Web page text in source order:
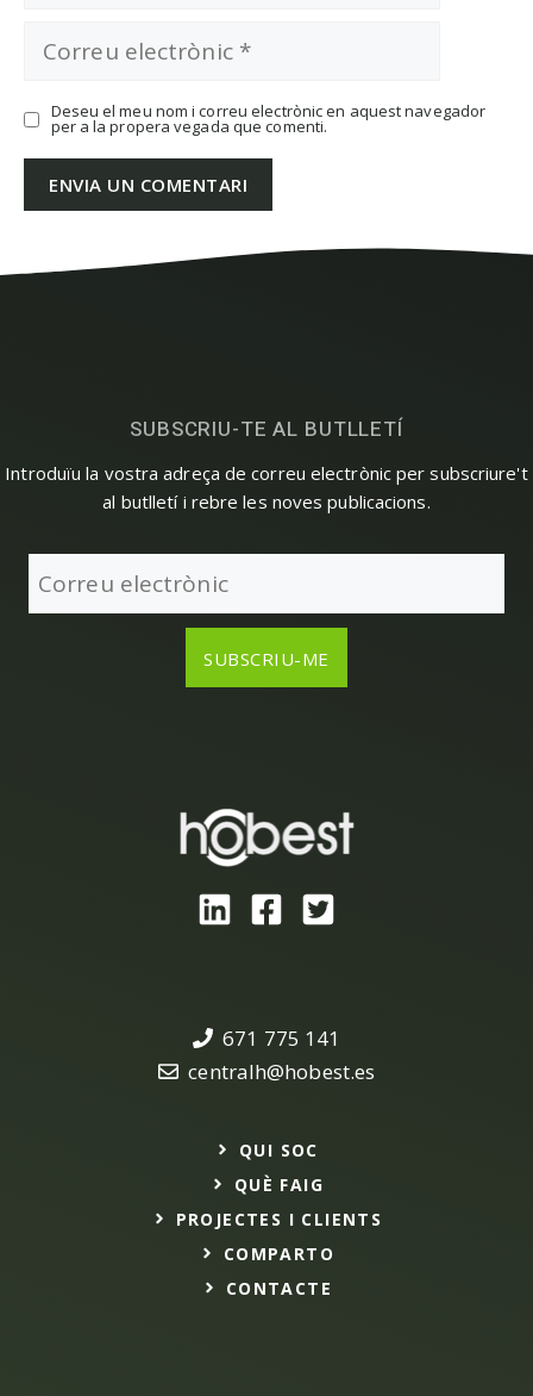
Correu
Deseu el meu nom i correu electrònic en aquest navegador
per a la propera vegada que comenti.
SUBSCRIU-TE AL BUTLLETÍ
Introduïu la vostra adreça de correu electrònic per subscriure't
al butlletí i rebre les noves publicacions.
671 775 141
centralh@hobest.es
QUI SOC
QUÈ FAIG
PROJECTES I CLIENTS
COMPARTO
CONTACTE